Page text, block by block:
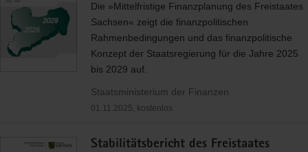
Die »Mittelfristige Finanzplanung des Freistaates
Sachsen« zeigt die finanzpolitischen
Rahmenbedingungen und das finanzpolitische
Konzept der Staatsregierung für die Jahre 2025
bis 2029 auf.
Staatsministerium der Finanzen
01.11.2025, kostenlos
Stabilitätsbericht des Freistaates